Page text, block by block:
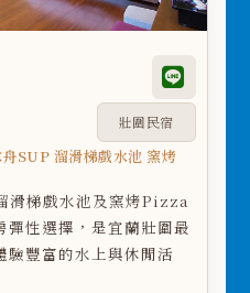
壯圍民宿
SUP 溜滑梯戲水池 窯烤
滑梯戲水池及窯烤Pizza
彈性選擇，是宜蘭壯圍最
驗豐富的水上與休閒活